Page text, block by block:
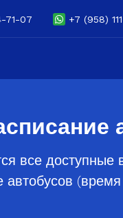
71-07 +7 (958)
все
автобусов